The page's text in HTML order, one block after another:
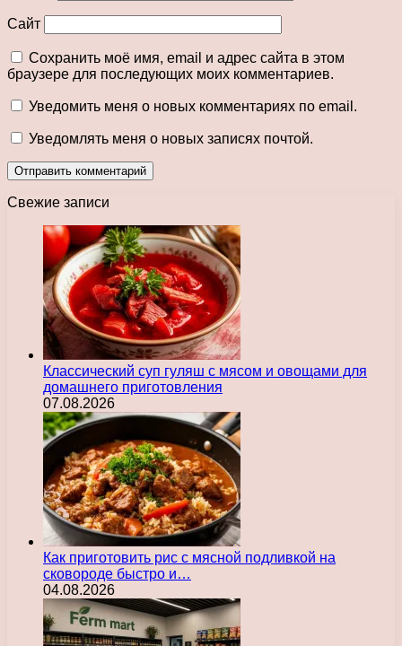
Сайт
Сохранить моё имя, email и адрес сайта в этом
браузере для последующих моих комментариев.
Уведомить меня о новых комментариях по email.
Уведомлять меня о новых записях почтой.
Свежие записи
Классический суп гуляш с мясом и овощами для
домашнего приготовления
07.08.2026
Как приготовить рис с мясной подливкой на
сковороде быстро и…
04.08.2026